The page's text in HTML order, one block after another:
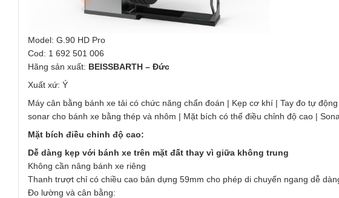
Model: G.90 HD Pro
Cod: 1 692 501 006
Hãng sản xuất: BEISSBARTH – Đức
Xuất xứ: Ý
Máy cân bằng bánh xe tải có chức năng chẩn đoán | Kẹp cơ khí | Tay đo tự
sonar cho bánh xe bằng thép và nhôm | Mặt bích có thể điều chỉnh độ cao |
Mặt bích điều chỉnh độ cao:
Dễ dàng kẹp với bánh xe trên mặt đất thay vì giữa không trung
Không cần nâng bánh xe riêng
Thanh trượt chỉ có chiều cao bản dựng 59mm cho phép di chuyển ngang dễ
Đo lường và cân bằng: